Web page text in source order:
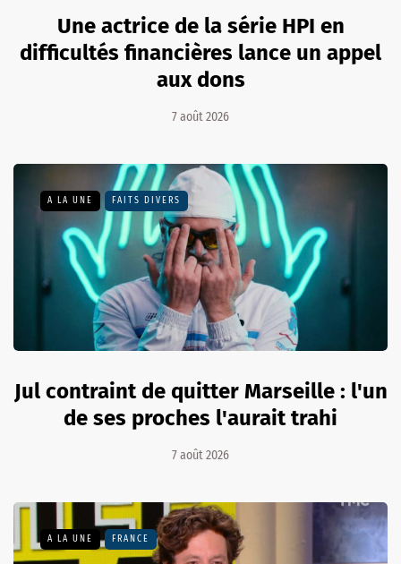
Une actrice de la série HPI en
difficultés financières lance un appel
aux dons
7 août 2026
A LA UNE FAITS DIVERS
Jul contraint de quitter Marseille : l'un
de ses proches l'aurait trahi
7 août 2026
A LA UNE FRANCE